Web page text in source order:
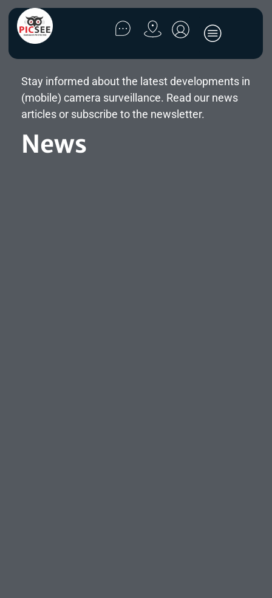
Stay informed about the latest developments in
(mobile) camera surveillance. Read our news
articles or subscribe to the newsletter.
News